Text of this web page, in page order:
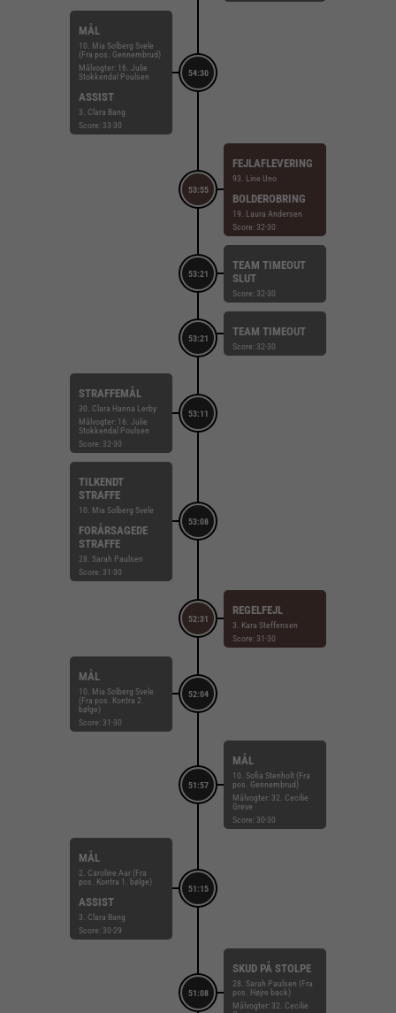
54:30
MÅL
10. Mia Solberg Svele
(Fra pos. Gennembrud)
Målvogter: 16. Julie
Stokkendal Poulsen
ASSIST
3. Clara Bang
Score: 33-30
53:55
FEJLAFLEVERING
93. Line Uno
BOLDEROBRING
19. Laura Andersen
Score: 32-30
53:21
TEAM TIMEOUT
SLUT
Score: 32-30
53:21
TEAM TIMEOUT
Score: 32-30
53:11
STRAFFEMÅL
30. Clara Hanna Lerby
Målvogter: 16. Julie
Stokkendal Poulsen
Score: 32-30
53:08
TILKENDT
STRAFFE
10. Mia Solberg Svele
FORÅRSAGEDE
STRAFFE
28. Sarah Paulsen
Score: 31-30
52:31
REGELFEJL
3. Kara Steffensen
Score: 31-30
52:04
MÅL
10. Mia Solberg Svele
(Fra pos. Kontra 2.
bølge)
Score: 31-30
51:57
MÅL
10. Sofia Stenholt (Fra
pos. Gennembrud)
Målvogter: 32. Cecilie
Greve
Score: 30-30
51:15
MÅL
2. Caroline Aar (Fra
pos. Kontra 1. bølge)
ASSIST
3. Clara Bang
Score: 30-29
51:08
SKUD PÅ STOLPE
28. Sarah Paulsen (Fra
pos. Højre back)
Målvogter: 32. Cecilie